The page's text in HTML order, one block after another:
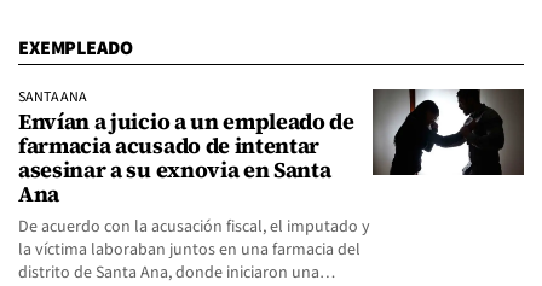
EXEMPLEADO
SANTA ANA
Envían a juicio a un empleado de
farmacia acusado de intentar
asesinar a su exnovia en Santa
Ana
De acuerdo con la acusación fiscal, el imputado y
la víctima laboraban juntos en una farmacia del
distrito de Santa Ana, donde iniciaron una…